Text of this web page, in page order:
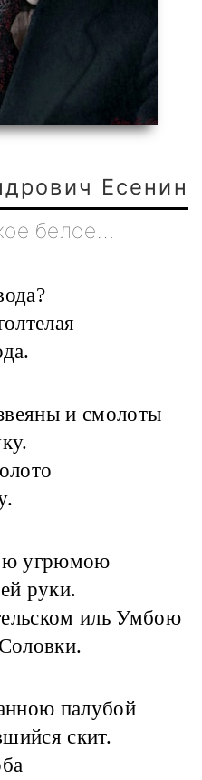
Есенин
белое…
и смолоты
угрюмою
руки.
иль Умбою
палубой
скит.